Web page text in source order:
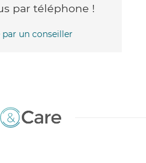
par téléphone !
par un conseiller